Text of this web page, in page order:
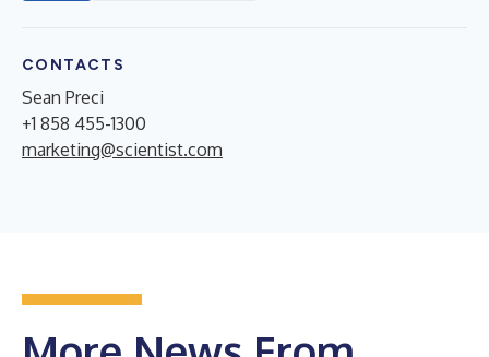
CONTACTS
Sean Preci
+1 858 455-1300
marketing@scientist.com